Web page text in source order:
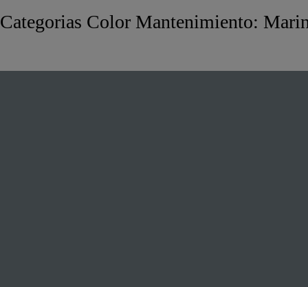
Categorias Color Mantenimiento: